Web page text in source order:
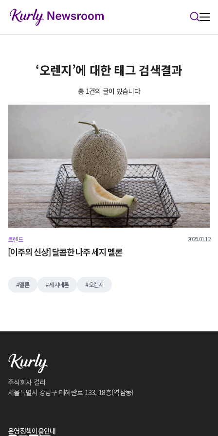
‘오렌지’에 대한 태그 검색결과
총 1건의 글이 있습니다
트렌드 2026.01.12
[이주의 신상] 달콤한 나주 세지 멜론
멜론 세지메론 오렌지
주식회사 컬리
서울특별시 강남구 테헤란로 133, 18층(역삼동)
운영정책이용안내